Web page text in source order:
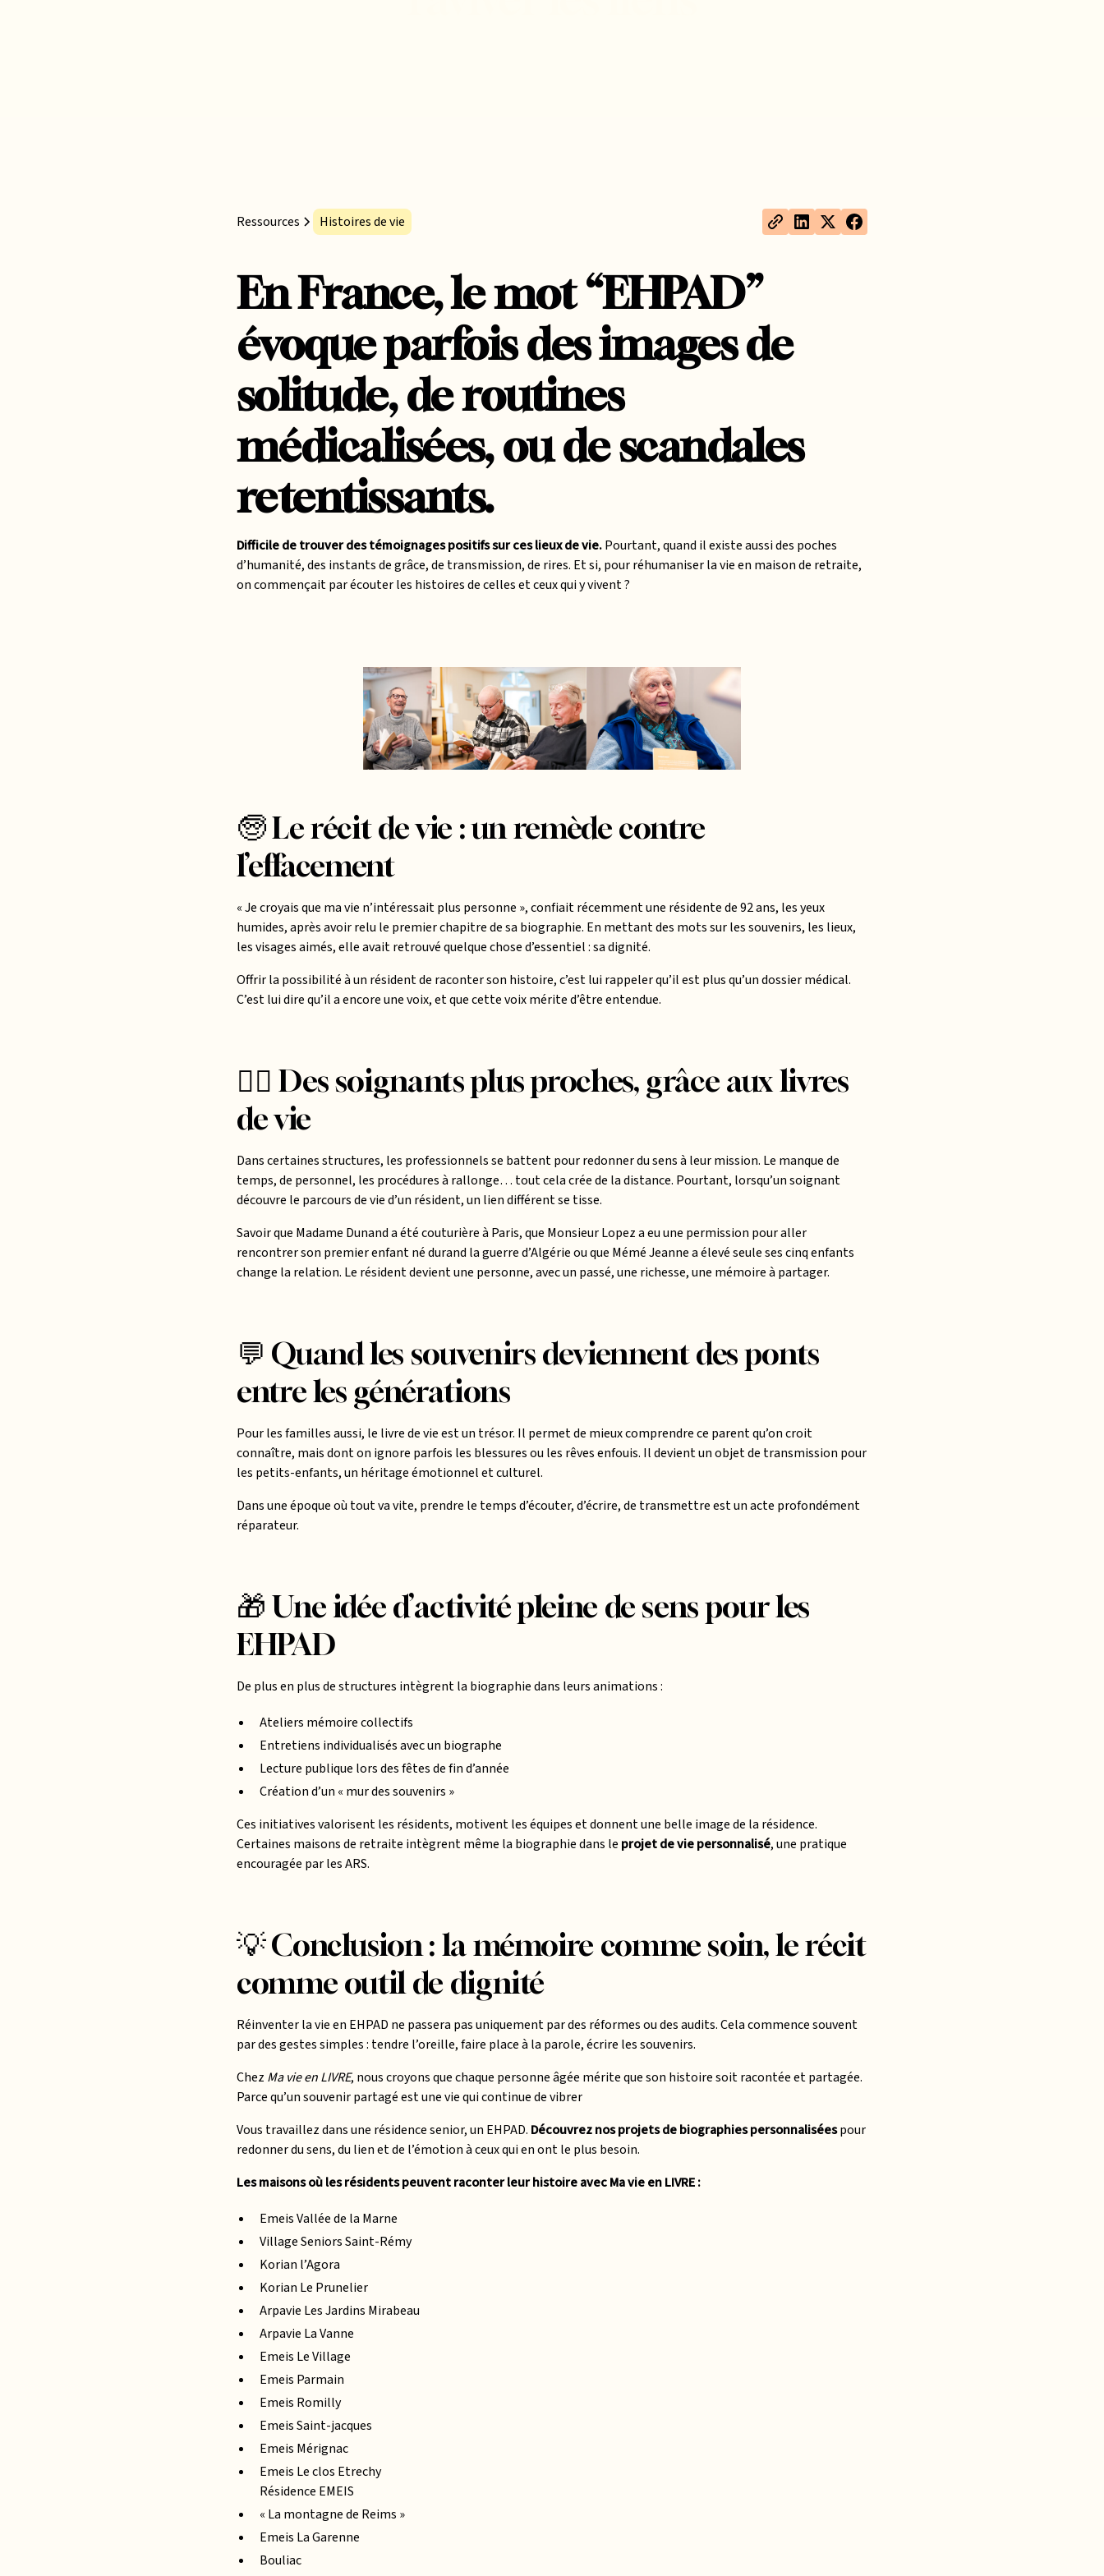
Ressources Histoires de vie
En France, le mot “EHPAD”
évoque parfois des images de
solitude, de routines
médicalisées, ou de scandales
retentissants.
Difficile de trouver des témoignages positifs sur ces lieux de vie.Pourtant, quand il existe aussi des poches
d’humanité, des instants de grâce, de transmission, de rires. Et si, pour réhumaniser la vie en maison de retraite,
on commençait par écouter les histoires de celles et ceux qui y vivent ?
🧓 Le récit de vie : un remède contre
l’effacement
« Je croyais que ma vie n’intéressait plus personne », confiait récemment une résidente de 92 ans, les yeux
humides, après avoir relu le premier chapitre de sa biographie. En mettant des mots sur les souvenirs, les lieux,
les visages aimés, elle avait retrouvé quelque chose d’essentiel : sa dignité.
Offrir la possibilité à un résident de raconter son histoire, c’est lui rappeler qu’il est plus qu’un dossier médical.
C’est lui dire qu’il a encore une voix, et que cette voix mérite d’être entendue.
👨‍⚕️ Des soignants plus proches, grâce aux livres
de vie
Dans certaines structures, les professionnels se battent pour redonner du sens à leur mission. Le manque de
temps, de personnel, les procédures à rallonge… tout cela crée de la distance. Pourtant, lorsqu’un soignant
découvre le parcours de vie d’un résident, un lien différent se tisse.
Savoir que Madame Dunand a été couturière à Paris, que Monsieur Lopez a eu une permission pour aller
rencontrer son premier enfant né durand la guerre d’Algérie ou que Mémé Jeanne a élevé seule ses cinq enfants
change la relation. Le résident devient une personne, avec un passé, une richesse, une mémoire à partager.
💬 Quand les souvenirs deviennent des ponts
entre les générations
Pour les familles aussi, le livre de vie est un trésor. Il permet de mieux comprendre ce parent qu’on croit
connaître, mais dont on ignore parfois les blessures ou les rêves enfouis. Il devient un objet de transmission pour
les petits-enfants, un héritage émotionnel et culturel.
Dans une époque où tout va vite, prendre le temps d’écouter, d’écrire, de transmettre est un acte profondément
réparateur.
🎁 Une idée d’activité pleine de sens pour les
EHPAD
De plus en plus de structures intègrent la biographie dans leurs animations :
Ateliers mémoire collectifs
Entretiens individualisés avec un biographe
Lecture publique lors des fêtes de fin d’année
Création d’un « mur des souvenirs »
Ces initiatives valorisent les résidents, motivent les équipes et donnent une belle image de la résidence.
Certaines maisons de retraite intègrent même la biographie dans le projet de vie personnalisé, une pratique
encouragée par les ARS.
💡 Conclusion : la mémoire comme soin, le récit
comme outil de dignité
Réinventer la vie en EHPAD ne passera pas uniquement par des réformes ou des audits. Cela commence souvent
par des gestes simples : tendre l’oreille, faire place à la parole, écrire les souvenirs.
Chez Ma vie en LIVRE, nous croyons que chaque personne âgée mérite que son histoire soit racontée et partagée.
Parce qu’un souvenir partagé est une vie qui continue de vibrer
Vous travaillez dans une résidence senior, un EHPAD. Découvrez nos projets de biographies personnaliséespour
redonner du sens, du lien et de l’émotion à ceux qui en ont le plus besoin.
Les maisons où les résidents peuvent raconter leur histoire avec Ma vie en LIVRE :
Emeis Vallée de la Marne
Village Seniors Saint-Rémy
Korian l’Agora
Korian Le Prunelier
Arpavie Les Jardins Mirabeau
Arpavie La Vanne
Emeis Le Village
Emeis Parmain
Emeis Romilly
Emeis Saint-jacques
Emeis Mérignac
Emeis Le clos Etrechy
Résidence EMEIS
« La montagne de Reims »
Emeis La Garenne
Bouliac